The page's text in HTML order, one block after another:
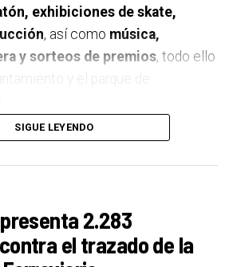
exhibiciones de skate,
, así como música,
y sorteos de premios, todo ello
y el parque de
entre las 10:30 y las
colaboración del Ayuntamiento de
Potable (ETAP), una de las
gestionadas por el Consorcio,
SIGUE LEYENDO
2.283
el trazado de la